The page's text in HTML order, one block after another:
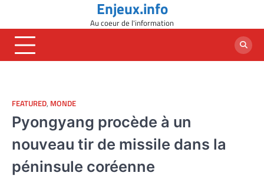
content
Enjeux.info
Au coeur de l'information
FEATURED, MONDE
Pyongyang procède à un
nouveau tir de missile dans la
péninsule coréenne